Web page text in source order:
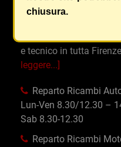
chiusura.
e tecnico in tutta
leggere...]
Reparto Ricambi
Lun-Ven 8.30/12.30 –
Sab 8.30-12.30
Reparto Ricambi